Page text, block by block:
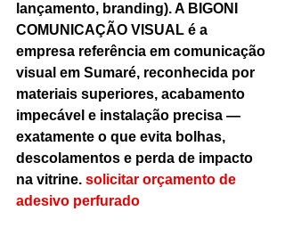
lançamento, branding). A BIGONI
COMUNICAÇÃO VISUAL é a
empresa referência em comunicação
visual em Sumaré, reconhecida por
materiais superiores, acabamento
impecável e instalação precisa —
exatamente o que evita bolhas,
descolamentos e perda de impacto
na vitrine. solicitar orçamento de
adesivo perfurado